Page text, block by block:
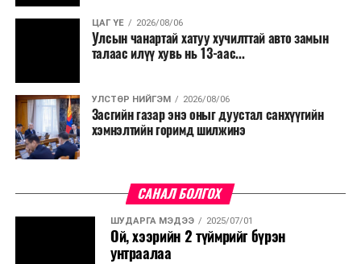
сургалтыг цахим хэлбэрт шилжүүлэх, төрийн албан
хаагчдыг зарим өдрүүдэд цахимаар ажиллуулах арга
хэмжээг үргэлжлүүлэхийг үүрэг болголоо.
Төсвийн сахилга бат сайжирч, эдийн засгийн нөхцөл
байдал хэвийн болсон тохиолдолд эдгээр
хязгаарлалтыг үе шаттайгаар сулруулах юм.
ЦАГ ҮЕ 2026/08/06
Улсын чанартай хатуу хучилттай авто замын
талаас илүү хувь нь 13-аас...
УЛСТӨР НИЙГЭМ 2026/08/06
Засгийн газар энэ оныг дуустал санхүүгийн
хэмнэлтийн горимд шилжинэ
САНАЛ БОЛГОХ
ШУДАРГА МЭДЭЭ 2025/07/01
Ой, хээрийн 2 түймрийг бүрэн
унтраалаа